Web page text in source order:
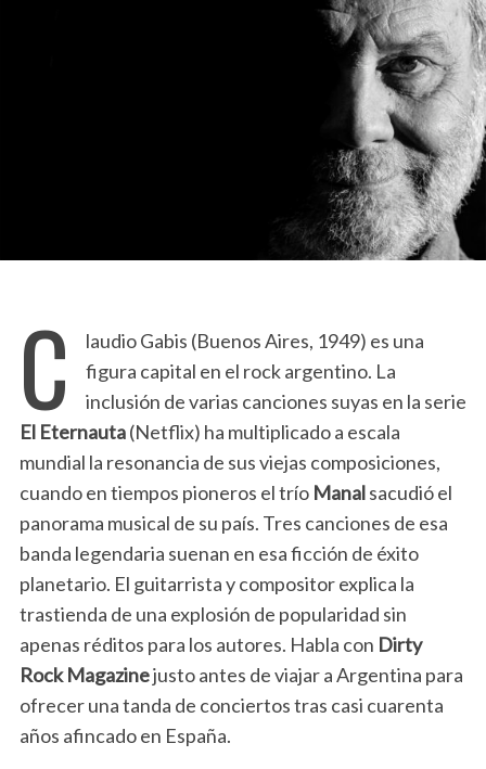
C
laudio Gabis (Buenos Aires, 1949) es una
figura capital en el rock argentino. La
inclusión de varias canciones suyas en la serie
El Eternauta(Netflix) ha multiplicado a escala
mundial la resonancia de sus viejas composiciones,
cuando en tiempos pioneros el trío Manalsacudió el
panorama musical de su país. Tres canciones de esa
banda legendaria suenan en esa ficción de éxito
planetario. El guitarrista y compositor explica la
trastienda de una explosión de popularidad sin
apenas réditos para los autores. Habla con Dirty
Rock Magazinejusto antes de viajar a Argentina para
ofrecer una tanda de conciertos tras casi cuarenta
años afincado en España.